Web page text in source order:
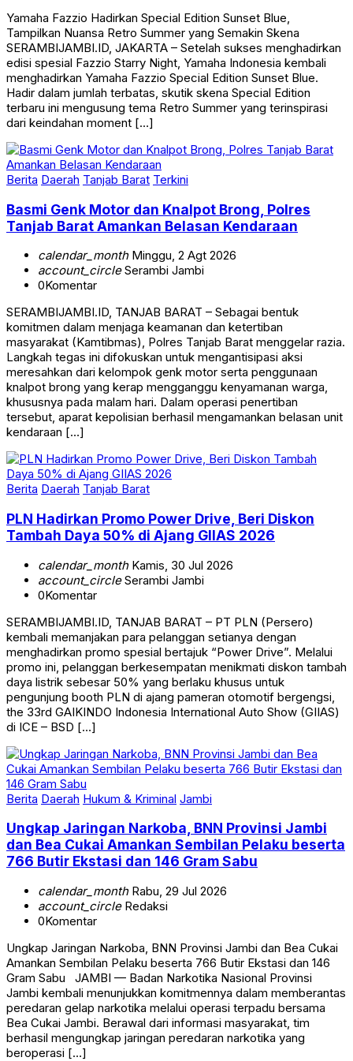
Yamaha Fazzio Hadirkan Special Edition Sunset Blue,
Tampilkan Nuansa Retro Summer yang Semakin Skena
SERAMBIJAMBI.ID, JAKARTA – Setelah sukses menghadirkan
edisi spesial Fazzio Starry Night, Yamaha Indonesia kembali
menghadirkan Yamaha Fazzio Special Edition Sunset Blue.
Hadir dalam jumlah terbatas, skutik skena Special Edition
terbaru ini mengusung tema Retro Summer yang terinspirasi
dari keindahan moment […]
Berita Daerah Tanjab Barat Terkini
Basmi Genk Motor dan Knalpot Brong, Polres
Tanjab Barat Amankan Belasan Kendaraan
calendar_monthMinggu, 2 Agt 2026
account_circleSerambi Jambi
0Komentar
SERAMBIJAMBI.ID, TANJAB BARAT – Sebagai bentuk
komitmen dalam menjaga keamanan dan ketertiban
masyarakat (Kamtibmas), Polres Tanjab Barat menggelar razia.
Langkah tegas ini difokuskan untuk mengantisipasi aksi
meresahkan dari kelompok genk motor serta penggunaan
knalpot brong yang kerap mengganggu kenyamanan warga,
khususnya pada malam hari. Dalam operasi penertiban
tersebut, aparat kepolisian berhasil mengamankan belasan unit
kendaraan […]
Berita Daerah Tanjab Barat
PLN Hadirkan Promo Power Drive, Beri Diskon
Tambah Daya 50% di Ajang GIIAS 2026
calendar_monthKamis, 30 Jul 2026
account_circleSerambi Jambi
0Komentar
SERAMBIJAMBI.ID, TANJAB BARAT – PT PLN (Persero)
kembali memanjakan para pelanggan setianya dengan
menghadirkan promo spesial bertajuk “Power Drive”. Melalui
promo ini, pelanggan berkesempatan menikmati diskon tambah
daya listrik sebesar 50% yang berlaku khusus untuk
pengunjung booth PLN di ajang pameran otomotif bergengsi,
the 33rd GAIKINDO Indonesia International Auto Show (GIIAS)
di ICE – BSD […]
Berita Daerah Hukum & Kriminal Jambi
Ungkap Jaringan Narkoba, BNN Provinsi Jambi
dan Bea Cukai Amankan Sembilan Pelaku beserta
766 Butir Ekstasi dan 146 Gram Sabu
calendar_monthRabu, 29 Jul 2026
account_circleRedaksi
0Komentar
Ungkap Jaringan Narkoba, BNN Provinsi Jambi dan Bea Cukai
Amankan Sembilan Pelaku beserta 766 Butir Ekstasi dan 146
Gram Sabu JAMBI — Badan Narkotika Nasional Provinsi
Jambi kembali menunjukkan komitmennya dalam memberantas
peredaran gelap narkotika melalui operasi terpadu bersama
Bea Cukai Jambi. Berawal dari informasi masyarakat, tim
berhasil mengungkap jaringan peredaran narkotika yang
beroperasi […]